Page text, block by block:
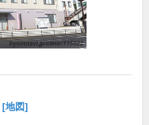
[地図]